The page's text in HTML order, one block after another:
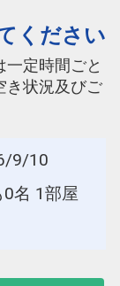
ください
定時間ごと
き状況及びご
9/10
名 1部屋